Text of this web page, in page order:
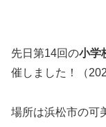
先日第14回の小学
催しました！（
場所は浜松市の可